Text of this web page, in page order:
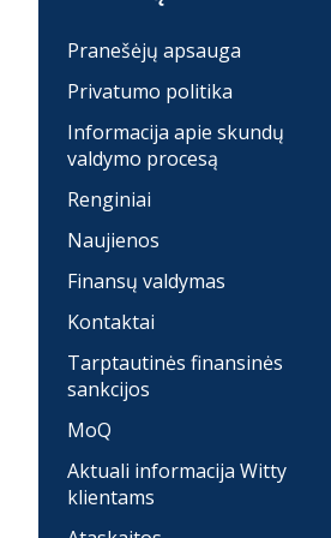
Pranešėjų apsauga
Privatumo politika
Informacija apie skundų
valdymo procesą
Renginiai
Naujienos
Finansų valdymas
Kontaktai
Tarptautinės finansinės
sankcijos
MoQ
Aktuali informacija Witty
klientams